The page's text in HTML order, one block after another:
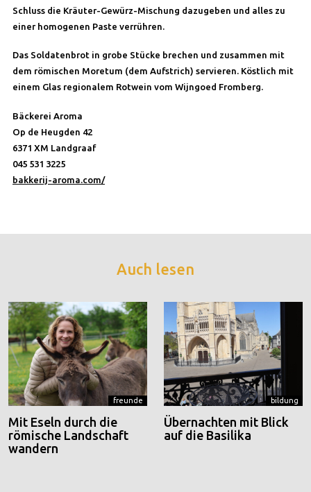
Schluss die Kräuter-Gewürz-Mischung dazugeben und alles zu
einer homogenen Paste verrühren.
Das Soldatenbrot in grobe Stücke brechen und zusammen mit
dem römischen Moretum (dem Aufstrich) servieren. Köstlich mit
einem Glas regionalem Rotwein vom Wijngoed Fromberg.
Bäckerei Aroma
Op de Heugden 42
6371 XM Landgraaf
045 531 3225
bakkerij-aroma.com/
Auch lesen
freunde
Mit Eseln durch die
römische Landschaft
wandern
bildung
Übernachten mit Blick
auf die Basilika